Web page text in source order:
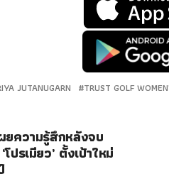
JUTANUGARN TRUST GOLF
ยความรู้สึกหลังจบ
ปรเมียว’ ตั้งเป้าใหม่